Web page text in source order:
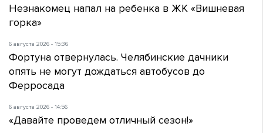
Незнакомец напал на ребенка в ЖК «Вишневая
горка»
6 августа 2026 - 15:36
Фортуна отвернулась. Челябинские дачники
опять не могут дождаться автобусов до
Ферросада
6 августа 2026 - 14:56
«Давайте проведем отличный сезон!»